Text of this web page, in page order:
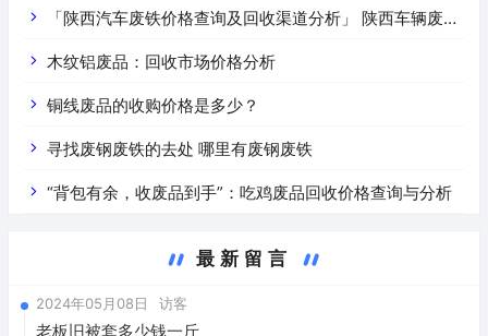
「陕西汽车废铁价格查询及回收渠道分析」 陕西车辆废铁
价是什么
木纹铝废品：回收市场价格分析
铜线废品的收购价格是多少？
寻找废钢废铁的去处 哪里有废钢废铁
“背包有余，收废品到手”：吃鸡废品回收价格查询与分析
最新留言
2024年05月08日 访客
老板旧被套多少钱一斤